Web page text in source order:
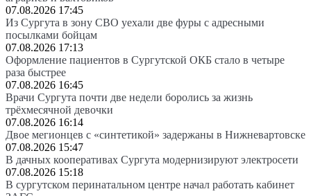
07.08.2026 17:45
Из Сургута в зону СВО уехали две фуры с адресными
посылками бойцам
07.08.2026 17:13
Оформление пациентов в Сургутской ОКБ стало в четыре
раза быстрее
07.08.2026 16:45
Врачи Сургута почти две недели боролись за жизнь
трёхмесячной девочки
07.08.2026 16:14
Двое мегионцев с «синтетикой» задержаны в Нижневартовске
07.08.2026 15:47
В дачных кооперативах Сургута модернизируют электросети
07.08.2026 15:18
В сургутском перинатальном центре начал работать кабинет